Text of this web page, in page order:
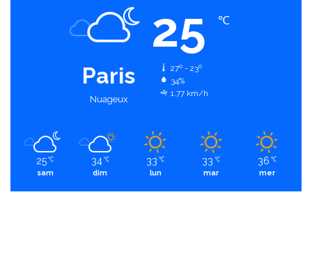
Paris
Nuageux
25 ℃
27º - 23º
34%
1.77 km/h
25 ℃
sam
34 ℃
dim
33 ℃
lun
33 ℃
mar
36 ℃
mer